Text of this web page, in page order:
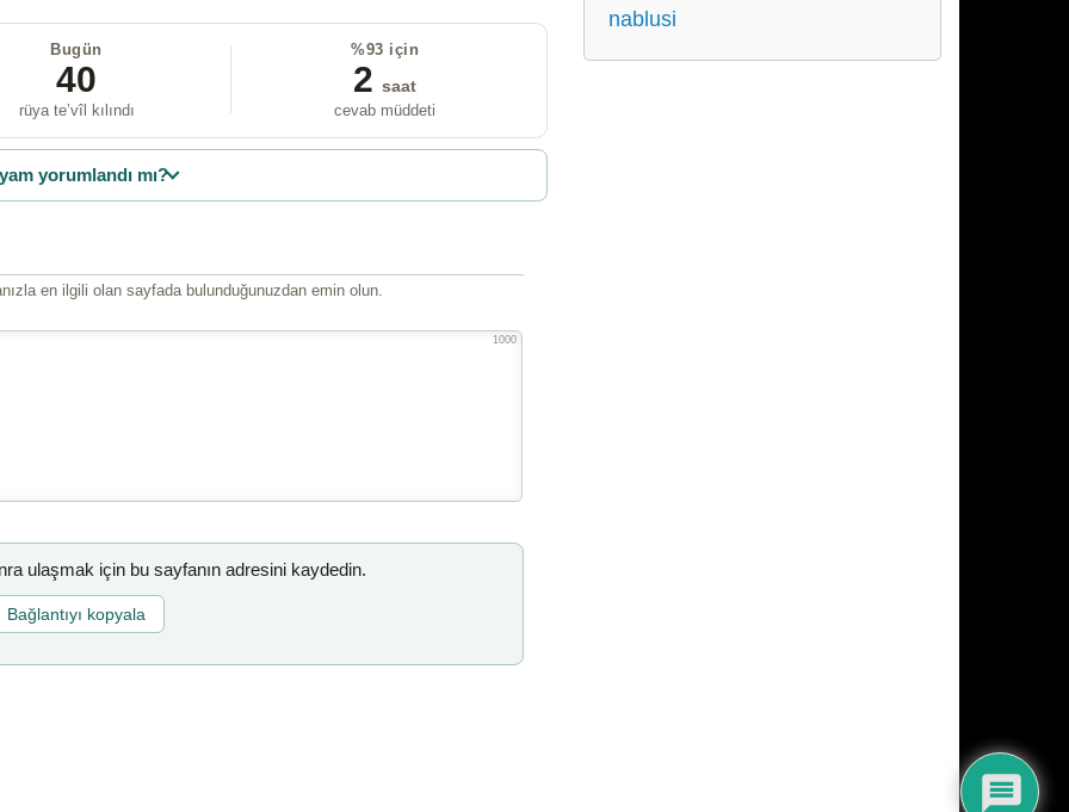
Bugün
40
rüya te’vîl kılındı
%93 için
2 saat
cevab müddeti
yorumlandı mı?
en ilgili olan sayfada bulunduğunuzdan emin olun.
1000
ulaşmak için bu sayfanın adresini kaydedin.
Bağlantıyı kopyala
nablusi